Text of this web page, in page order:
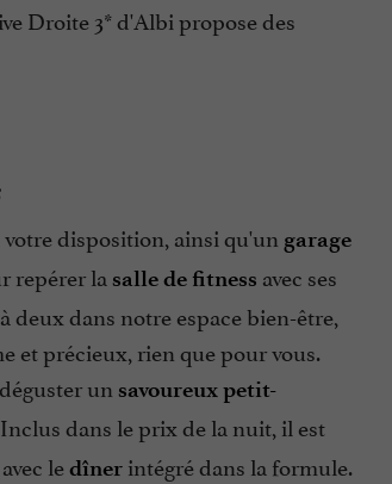
Droite 3* d'Albi propose des
votre disposition, ainsi qu'un garage
repérer lasalle de fitness avec ses
deux dans notre espace bien-être,
et précieux, rien que pour vous.
un savoureux petit-
dans le prix de la nuit, il est
avec ledîner intégré dans la formule.